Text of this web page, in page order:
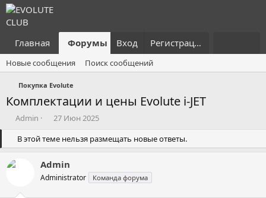
Главная Форумы Что нового?
Вход Регистрация
Новые сообщения Поиск сообщений
Покупка Evolute
Комплектации и цены Evolute i-JET
А
т
о
р
т
м
Admin
Д
т
а
а
ч
27 Июн 2025
В этой теме нельзя размещать новые ответы.
Admin
Administrator Команда форума